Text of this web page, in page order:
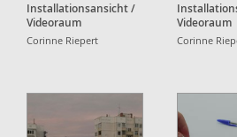
Installationsansicht /
Videoraum
Corinne Riepert
Videoraum
Corinne